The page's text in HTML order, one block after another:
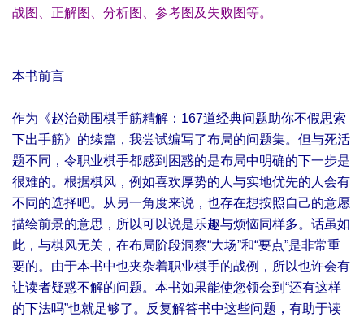
战图、正解图、分析图、参考图及失败图等。
本书前言
作为《赵治勋围棋手筋精解：167道经典问题助你不假思索
下出手筋》的续篇，我尝试编写了布局的问题集。但与死活
题不同，令职业棋手都感到困惑的是布局中明确的下一步是
很难的。根据棋风，例如喜欢厚势的人与实地优先的人会有
不同的选择吧。从另一角度来说，也存在想按照自己的意愿
描绘前景的意思，所以可以说是乐趣与烦恼同样多。话虽如
此，与棋风无关，在布局阶段洞察“大场”和“要点”是非常重
要的。由于本书中也夹杂着职业棋手的战例，所以也许会有
让读者疑惑不解的问题。本书如果能使您领会到“还有这样
的下法吗”也就足够了。反复解答书中这些问题，有助于读